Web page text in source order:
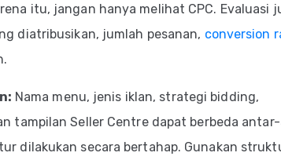
itu, jangan hanya melihat CPC. Evaluasi
diatribusikan, jumlah pesanan, conversion
Nama menu, jenis iklan, strategi bidding,
tampilan Seller Centre dapat berbeda
dilakukan secara bertahap. Gunakan